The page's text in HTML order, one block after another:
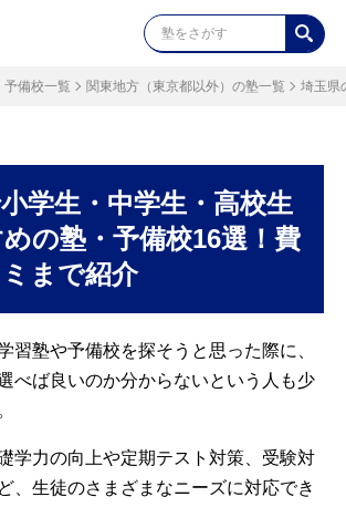
予備校一覧 関東地方（東京都以外）の塾一覧 埼玉県
学生・中学生・高校生
の塾・予備校16選！費
まで紹介
習塾や予備校を探そうと思った際に、
べば良いのか分からないという人も少
学力の向上や定期テスト対策、受験対
、生徒のさまざまなニーズに対応でき